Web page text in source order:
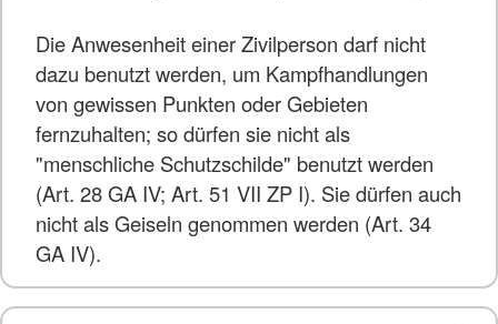
Die Anwesenheit einer Zivilperson darf nicht
dazu benutzt werden, um Kampfhandlungen
von gewissen Punkten oder Gebieten
fernzuhalten; so dürfen sie nicht als
"menschliche Schutzschilde" benutzt werden
(Art. 28 GA IV; Art. 51 VII ZP I). Sie dürfen auch
nicht als Geiseln genommen werden (Art. 34
GA IV).